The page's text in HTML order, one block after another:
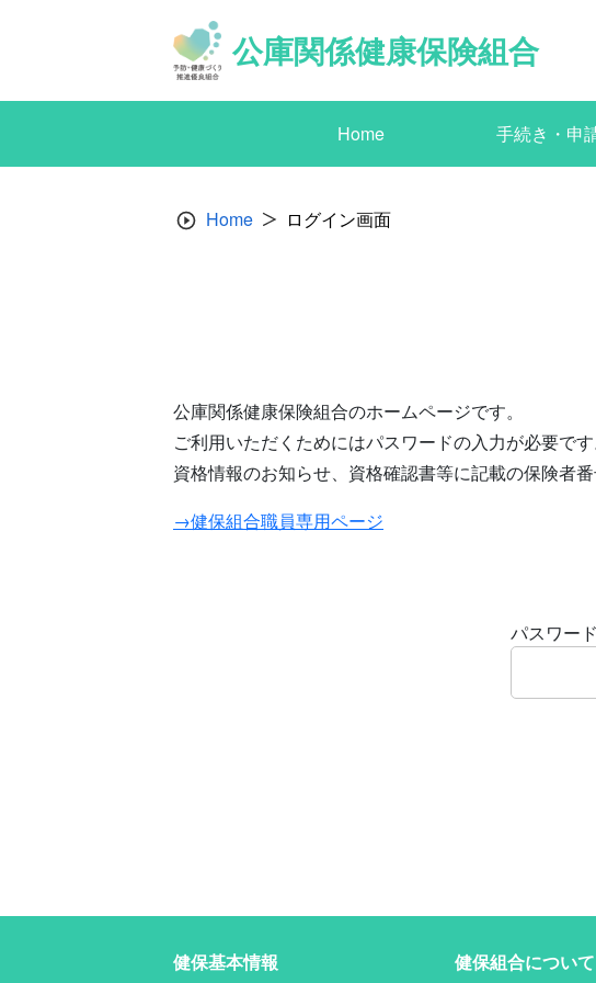
公庫関係健康保険組合
Home 手続き・申
Home ログイン画面
公庫関係健康保険組合のホームページです。
ご利用いただくためにはパスワードの入力が必要です
資格情報のお知らせ、資格確認書等に記載の保険者
→健保組合職員専用ページ
パスワード
健保基本情報 健保組合について